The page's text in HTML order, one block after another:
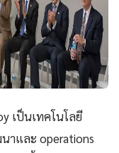
เป็นเทคโนโลยี
าและ operations